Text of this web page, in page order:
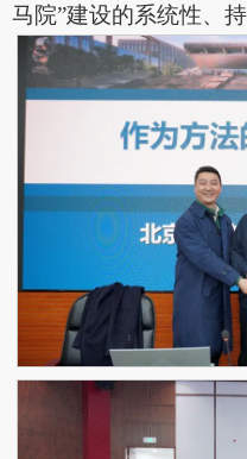
马院”建设的系统性、